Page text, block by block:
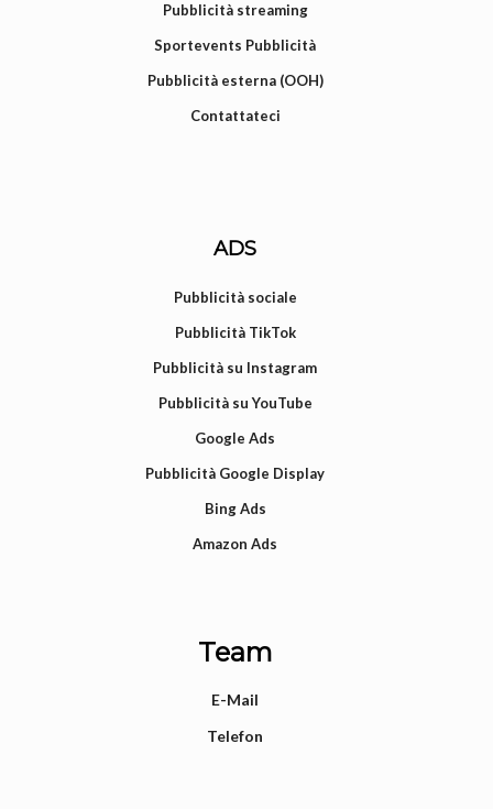
Pubblicità streaming
Sportevents Pubblicità
Pubblicità esterna (OOH)
Contattateci
ADS
Pubblicità sociale
Pubblicità TikTok
Pubblicità su Instagram
Pubblicità su YouTube
Google Ads
Pubblicità Google Display
Bing Ads
Amazon Ads
Team
E-Mail
Telefon